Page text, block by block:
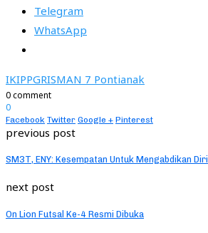
Telegram
WhatsApp
IKIPPGRISMAN 7 Pontianak
0 comment
0
Facebook Twitter Google + Pinterest
previous post
SM3T, ENY: Kesempatan Untuk Mengabdikan Diri
next post
On Lion Futsal Ke-4 Resmi Dibuka